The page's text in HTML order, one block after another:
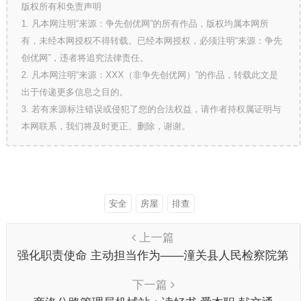
版权所有和免责声明
1. 凡本网注明“来源：争先创优网”的所有作品，版权均属本网所
有，未经本网授权不得转载。已经本网授权，必须注明“来源：争先
创优网”，违者将追究法律责任。
2. 凡本网注明“来源：XXX（非争先创优网）”的作品，转载此文是
出于传递更多信息之目的。
3. 若有来源标注错误或侵犯了您的合法权益，请作者持权属证明与
本网联系，我们将及时更正、删除，谢谢。
安全 房屋 排查
上一篇
强化职责使命 主动担当作为——潼关县人民检察院第
下一篇